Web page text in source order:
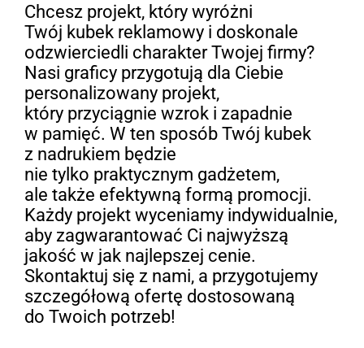
Chcesz projekt, który wyróżni
Twój kubek reklamowy i doskonale
odzwierciedli charakter Twojej firmy?
Nasi graficy przygotują dla Ciebie
personalizowany projekt,
który przyciągnie wzrok i zapadnie
w pamięć. W ten sposób Twój kubek
z nadrukiem będzie
nie tylko praktycznym gadżetem,
ale także efektywną formą promocji.
Każdy projekt wyceniamy indywidualnie,
aby zagwarantować Ci najwyższą
jakość w jak najlepszej cenie.
Skontaktuj się z nami, a przygotujemy
szczegółową ofertę dostosowaną
do Twoich potrzeb!